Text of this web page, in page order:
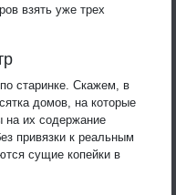
взять уже трех
старинке. Скажем, в
домов, на которые
на их содержание
привязки к реальным
сущие копейки в